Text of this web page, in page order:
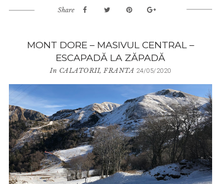
Share
MONT DORE – MASIVUL CENTRAL –
ESCAPADĂ LA ZĂPADĂ
In CALATORII,FRANTA 24/05/2020